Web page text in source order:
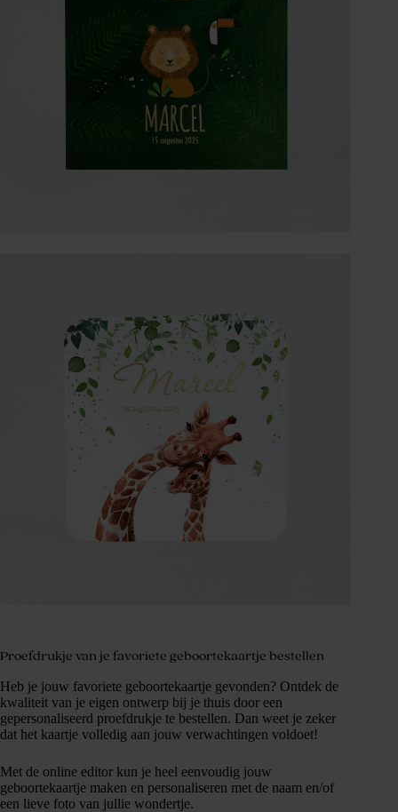
Proefdrukje van je favoriete geboortekaartje bestellen
Heb je jouw favoriete geboortekaartje gevonden? Ontdek de
kwaliteit van je eigen ontwerp bij je thuis door een
gepersonaliseerd proefdrukje te bestellen. Dan weet je zeker
dat het kaartje volledig aan jouw verwachtingen voldoet!
Met de online editor kun je heel eenvoudig jouw
geboortekaartje maken en personaliseren met de naam en/of
een lieve foto van jullie wondertje.